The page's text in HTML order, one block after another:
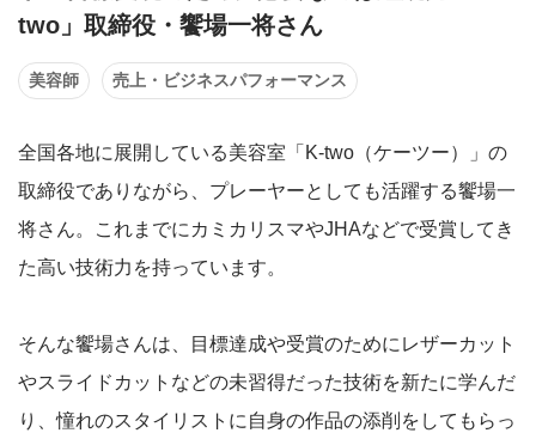
two」取締役・饗場一将さん
美容師 売上・ビジネスパフォーマンス
全国各地に展開している美容室「K-two（ケーツー）」の
取締役でありながら、プレーヤーとしても活躍する饗場一
将さん。これまでにカミカリスマやJHAなどで受賞してき
た高い技術力を持っています。
そんな饗場さんは、目標達成や受賞のためにレザーカット
やスライドカットなどの未習得だった技術を新たに学んだ
り、憧れのスタイリストに自身の作品の添削をしてもらっ